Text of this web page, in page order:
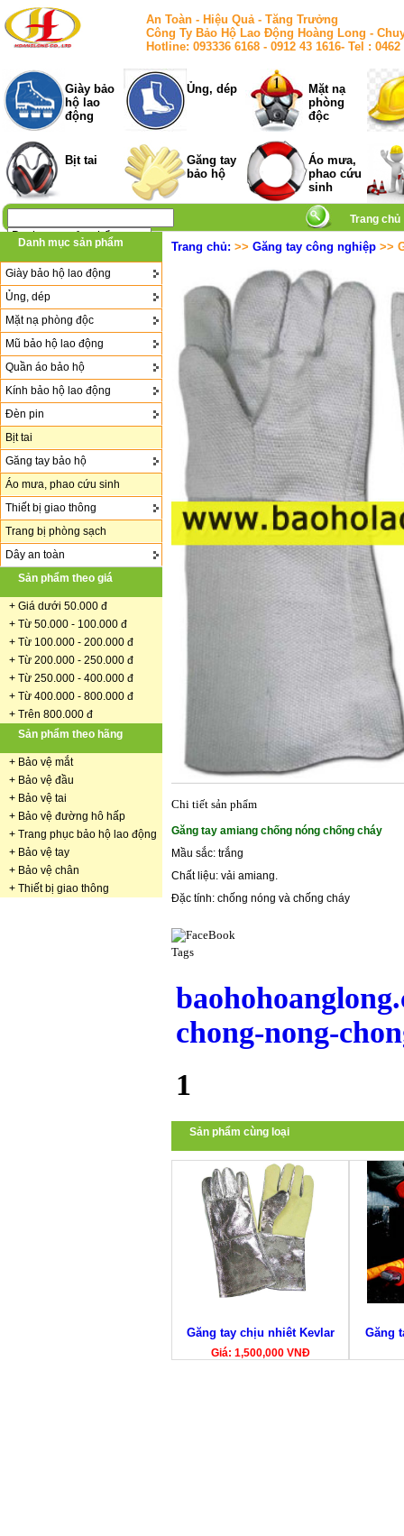
An Toàn - Hiệu Quả - Tăng Trưởng
Công Ty Bảo Hộ Lao Động Hoàng Long -
Hotline: 093336 6168 - 0912 43 1616- Tel :
Giày bảo
hộ lao
động
Ủng, dép
Mặt nạ
phòng
độc
Bịt tai
Găng tay
bảo hộ
Áo mưa,
phao cứu
sinh
Trang chủ
Danh mục sản phẩm
Giày bảo hộ lao động
Ủng, dép
Mặt nạ phòng độc
Mũ bảo hộ lao động
Quần áo bảo hộ
Kính bảo hộ lao động
Đèn pin
Bịt tai
Găng tay bảo hộ
Áo mưa, phao cứu sinh
Thiết bị giao thông
Trang bị phòng sạch
Dây an toàn
Sản phẩm theo giá
+ Giá dưới 50.000 đ
+ Từ 50.000 - 100.000 đ
+ Từ 100.000 - 200.000 đ
+ Từ 200.000 - 250.000 đ
+ Từ 250.000 - 400.000 đ
+ Từ 400.000 - 800.000 đ
+ Trên 800.000 đ
Sản phẩm theo hãng
+ Bảo vệ mắt
+ Bảo vệ đầu
+ Bảo vệ tai
+ Bảo vệ đường hô hấp
+ Trang phục bảo hộ lao động
+ Bảo vệ tay
+ Bảo vệ chân
+ Thiết bị giao thông
Trang chủ: >> Găng tay công nghiệp >>
Chi tiết sản phẩm
Găng tay amiang chống nóng chống cháy
Mầu sắc: trắng
Chất liệu: vải amiang.
Đặc tính: chống nóng và chống cháy
Tags
chong-nong-
1
Sản phẩm cùng loại
Găng tay chịu nhiêt Kevlar
Giá: 1,500,000 VNĐ
Găng